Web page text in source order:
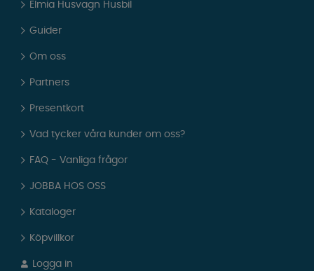
Elmia Husvagn Husbil
Guider
Om oss
Partners
Presentkort
Vad tycker våra kunder om oss?
FAQ - Vanliga frågor
JOBBA HOS OSS
Kataloger
Köpvillkor
Logga in